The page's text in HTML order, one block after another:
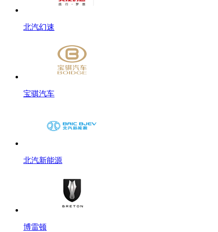
北汽幻速
宝骐汽车
北汽新能源
博雷顿